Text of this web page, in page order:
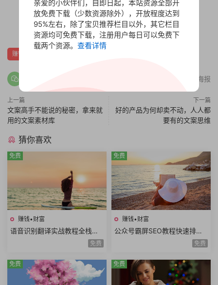
0 赏 0
赚钱财富
分享海报
上一篇
文案高手不能说的秘密，拿来就
用的文案素材库
下一篇
好的产品为何却卖不动，人人都
要有的文案思维
猜你喜欢
赚钱•财富
语音识别翻译实战教程全栈开
发技术前后端架构设计副业赚
免费
免费
赚钱•财富
公众号霸屏SEO教程快速排名
原理昵称内容霸屏高级霸屏拦
免费
免费
免费 免费
亲爱的小伙伴们，自即日起，本站资源全部开
放免费下载（少数资源除外），开放程度达到
95%左右，除了宝贝推荐栏目以外，其它栏目
资源均可免费下载，注册用户每日可以免费下
载两个资源。 查看详情